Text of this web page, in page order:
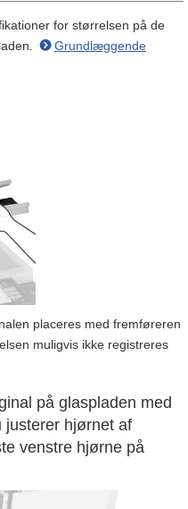
for størrelsen på de
Grundlæggende
placeres med fremføreren
muligvis ikke registreres
på glaspladen med
justerer hjørnet af
venstre hjørne på